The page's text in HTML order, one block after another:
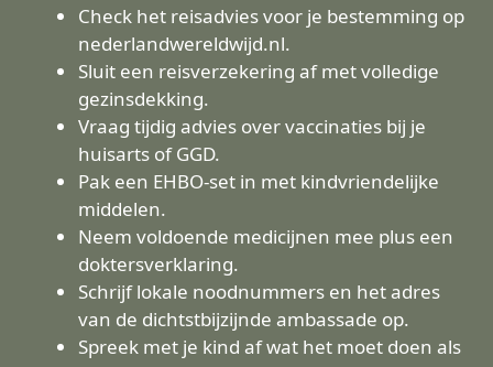
Check het reisadvies voor je bestemming op
nederlandwereldwijd.nl.
Sluit een reisverzekering af met volledige
gezinsdekking.
Vraag tijdig advies over vaccinaties bij je
huisarts of GGD.
Pak een EHBO-set in met kindvriendelijke
middelen.
Neem voldoende medicijnen mee plus een
doktersverklaring.
Schrijf lokale noodnummers en het adres
van de dichtstbijzijnde ambassade op.
Spreek met je kind af wat het moet doen als